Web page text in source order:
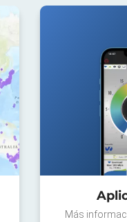
Más